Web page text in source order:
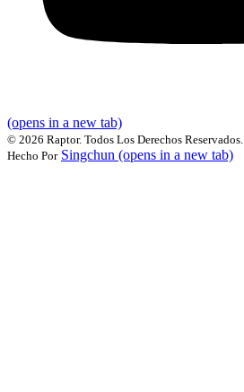
(opens in a new tab)
© 2026 Raptor. Todos Los Derechos Reservados.
Hecho Por Singchun (opens in a new tab)